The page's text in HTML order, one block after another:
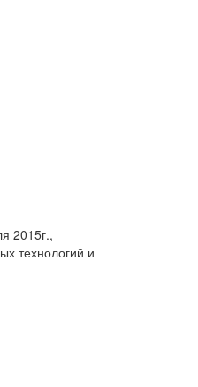
2015г.,
технологий и